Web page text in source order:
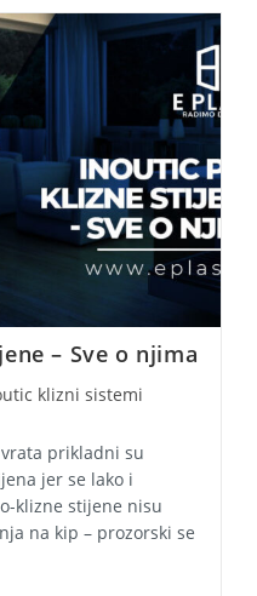
– Sve o njima
klizni sistemi
prikladni su
jer se lako i
klizne stijene nisu
na kip – prozorski se